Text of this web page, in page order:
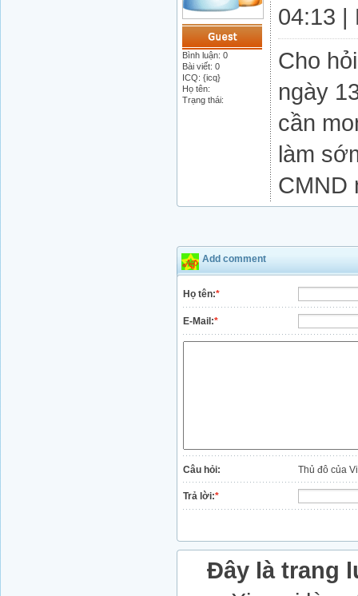
Bình luận: 0
Bài viết: 0
ICQ: {icq}
Họ tên:
Trạng thái:
04:13 |
Cho
ngày
cần
làm
CMND
Add comment
Họ tên:*
E-Mail:*
Câu hỏi: Thủ đô của
Trả lời:*
Đây là trang